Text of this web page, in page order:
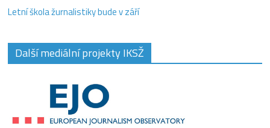
Letní škola žurnalistiky bude v září
Další mediální projekty IKSŽ